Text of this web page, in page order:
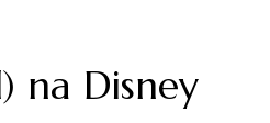
na Disney